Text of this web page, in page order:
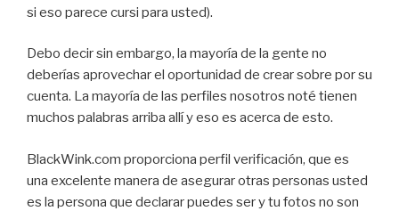
si eso parece cursi para usted).
Debo decir sin embargo, la mayoría de la gente no
deberías aprovechar el oportunidad de crear sobre por su
cuenta. La mayoría de las perfiles nosotros noté tienen
muchos palabras arriba allí y eso es acerca de esto.
BlackWink.com proporciona perfil verificación, que es
una excelente manera de asegurar otras personas usted
es la persona que declarar puedes ser y tu fotos no son